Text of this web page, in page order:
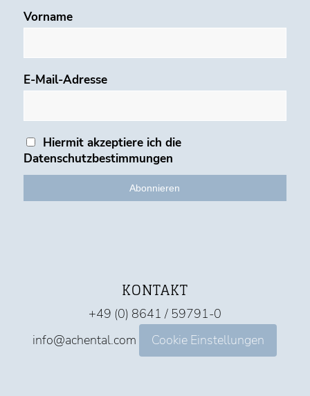
Vorname
E-Mail-Adresse
Hiermit akzeptiere ich die
Datenschutzbestimmungen
KONTAKT
+49 (0) 8641 / 59791-0
info@achental.com
Cookie Einstellungen